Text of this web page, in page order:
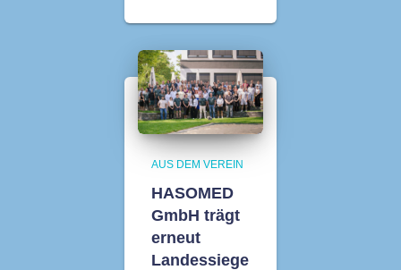
AUS DEM VEREIN
HASOMED
GmbH trägt
erneut
Landessiege